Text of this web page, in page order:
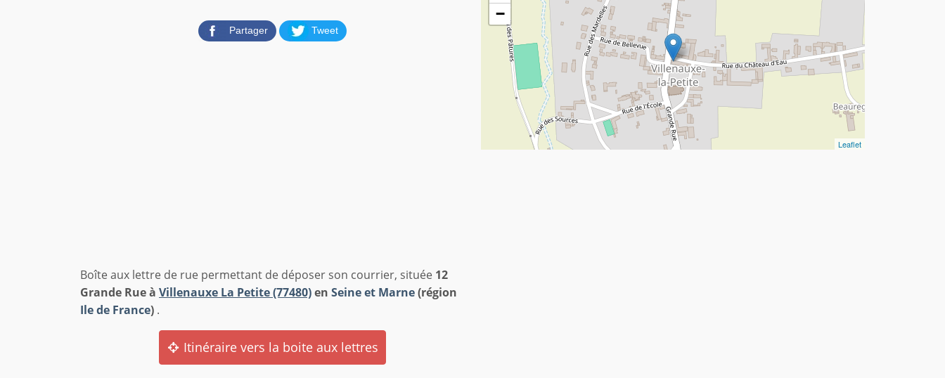
Partager Tweet
Boîte aux lettre de rue permettant de déposer son courrier, située 12
Grande Rue à Villenauxe La Petite (77480)en Seine et Marne(région
Ile de France) .
Itinéraire vers la boite aux lettres
−
Leaflet